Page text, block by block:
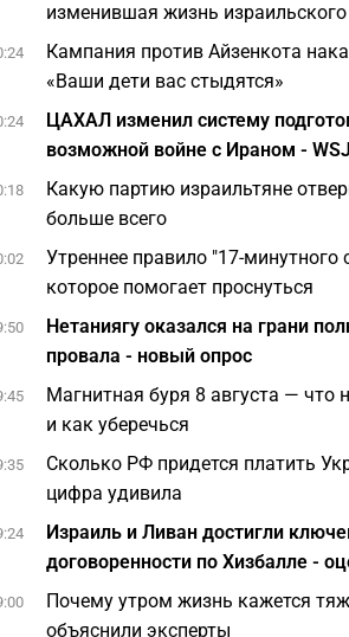
изменившая жизнь
Кампания против Айзенкота
«Ваши дети вас стыдятся»
ЦАХАЛ изменил систему
возможной войне с Ираном - WSJ
Какую партию израильтяне
больше всего
Утреннее правило "17-минутного
которое помогает проснуться
Нетаниягу оказался на грани
провала - новый опрос
Магнитная буря 8 августа — что
и как уберечься
Сколько РФ придется платить
цифра удивила
Израиль и Ливан достигли
договоренности по Хизбалле -
Почему утром жизнь кажется
объяснили эксперты